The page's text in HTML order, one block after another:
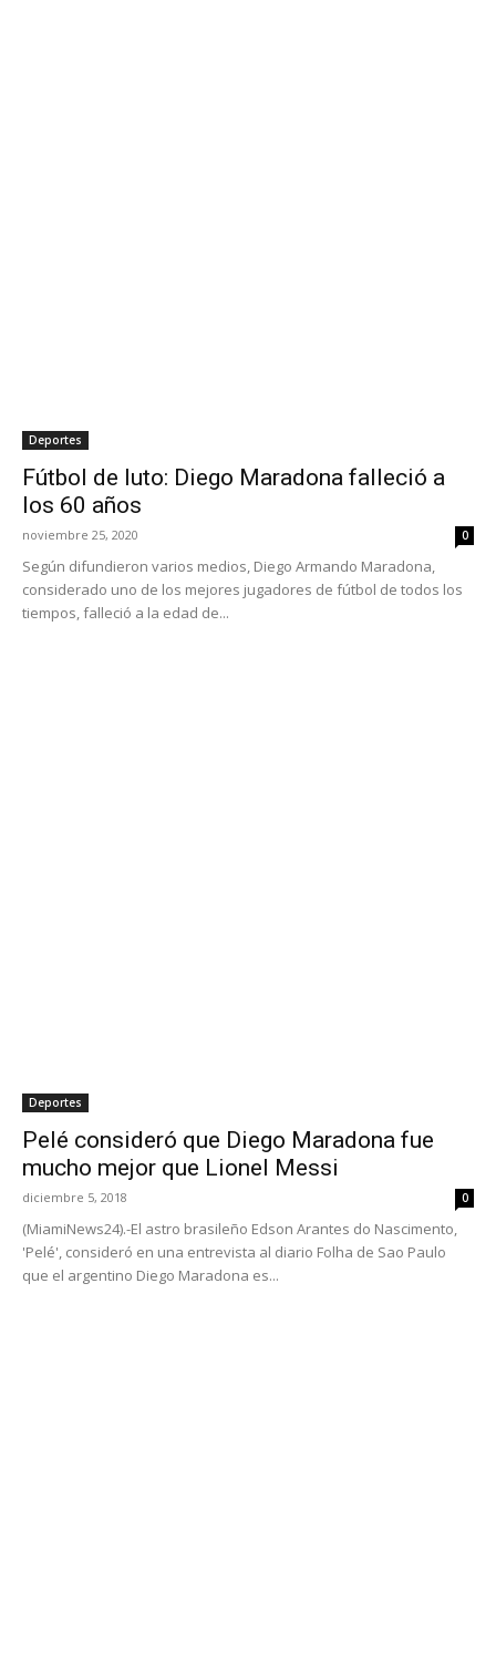
Deportes
Fútbol de luto: Diego Maradona falleció a
los 60 años
noviembre 25, 2020 0
Según difundieron varios medios, Diego Armando Maradona,
considerado uno de los mejores jugadores de fútbol de todos los
tiempos, falleció a la edad de...
Deportes
Pelé consideró que Diego Maradona fue
mucho mejor que Lionel Messi
diciembre 5, 2018 0
(MiamiNews24).-El astro brasileño Edson Arantes do Nascimento,
'Pelé', consideró en una entrevista al diario Folha de Sao Paulo
que el argentino Diego Maradona es...